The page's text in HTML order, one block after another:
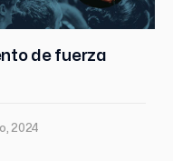
de fuerza
2024